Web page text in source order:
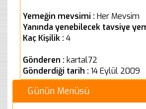
Yemeğin mevsimi : Her Mevsim
Yanında yenebilecek tavsiye
Kaç Kişilik : 4
Gönderen : kartal72
Gönderdiği tarih : 14 Eylül 2009
Günün Menüsü